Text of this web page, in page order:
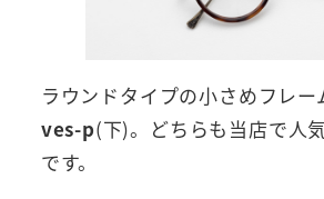
ラウンドタイプの小さめフレー
ves-p(下)。どちらも当店で人
です。